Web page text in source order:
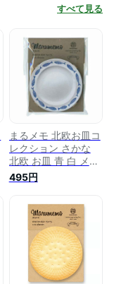
すべて見る
まるメモ 北欧お皿コ
レクション さかな
北欧 お皿 青 白 メモ
メッセージ 人気 か
わいい おしゃれ 白
MRM-D-F 100枚入
日本製 マルモ印刷
495円